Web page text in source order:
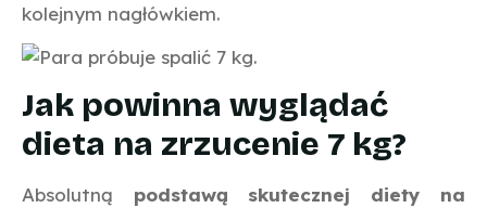
kolejnym nagłówkiem.
Jak powinna wyglądać
dieta na zrzucenie 7 kg?
Absolutną podstawą skutecznej diety na